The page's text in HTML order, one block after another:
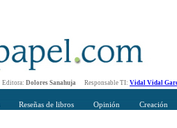
Editora: Dolores Sanahuja Responsable TI: Vidal Vidal
Reseñas de libros Opinión Creación